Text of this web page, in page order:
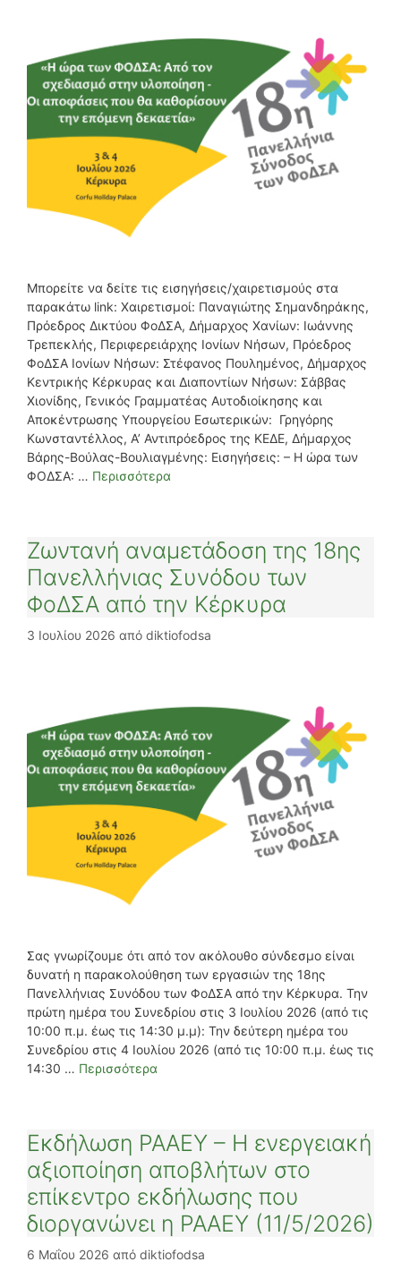
Μπορείτε να δείτε τις εισηγήσεις/χαιρετισμούς στα
παρακάτω link: Χαιρετισμοί: Παναγιώτης Σημανδηράκης,
Πρόεδρος Δικτύου ΦοΔΣΑ, Δήμαρχος Χανίων: Ιωάννης
Τρεπεκλής, Περιφερειάρχης Ιονίων Νήσων, Πρόεδρος
ΦοΔΣΑ Ιονίων Νήσων: Στέφανος Πουλημένος, Δήμαρχος
Κεντρικής Κέρκυρας και Διαποντίων Νήσων: Σάββας
Χιονίδης, Γενικός Γραμματέας Αυτοδιοίκησης και
Αποκέντρωσης Υπουργείου Εσωτερικών: Γρηγόρης
Κωνσταντέλλος, Α’ Αντιπρόεδρος της ΚΕΔΕ, Δήμαρχος
Βάρης-Βούλας-Βουλιαγμένης: Εισηγήσεις: – Η ώρα των
ΦΟΔΣΑ: … Περισσότερα
Ζωντανή αναμετάδοση της 18ης
Πανελλήνιας Συνόδου των
ΦοΔΣΑ από την Κέρκυρα
3 Ιουλίου 2026 από diktiofodsa
Σας γνωρίζουμε ότι από τον ακόλουθο σύνδεσμο είναι
δυνατή η παρακολούθηση των εργασιών της 18ης
Πανελλήνιας Συνόδου των ΦοΔΣΑ από την Κέρκυρα. Την
πρώτη ημέρα του Συνεδρίου στις 3 Ιουλίου 2026 (από τις
10:00 π.μ. έως τις 14:30 μ.μ): Την δεύτερη ημέρα του
Συνεδρίου στις 4 Ιουλίου 2026 (από τις 10:00 π.μ. έως τις
14:30 … Περισσότερα
Εκδήλωση ΡΑΑΕΥ – Η ενεργειακή
αξιοποίηση αποβλήτων στο
επίκεντρο εκδήλωσης που
διοργανώνει η ΡΑΑΕΥ (11/5/2026)
6 Μαΐου 2026 από diktiofodsa